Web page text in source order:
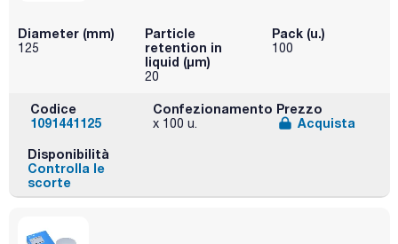
Diameter (mm)
125
Particle
retention in
liquid (μm)
20
Pack (u.)
100
Codice
1091441125
Confezionamento
x 100 u.
Prezzo
Acquista
Disponibilità
Controlla le
scorte